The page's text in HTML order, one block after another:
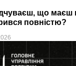
що маєш
повністю?